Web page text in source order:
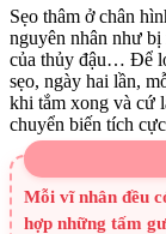
Sẹo thâm ở chân
nguyên nhân như
của thủy đậu… Để
sẹo, ngày hai lần,
khi tắm xong và cứ
chuyển biến tích
Mỗi vĩ nhân đều
hợp những tấm